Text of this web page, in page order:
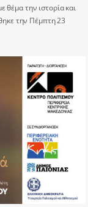
θέμα την ιστορία και
την Πέμπτη 23